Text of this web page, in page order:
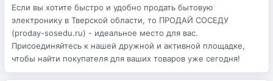
Если вы хотите быстро и удобно продать бытовую
электронику в Тверской области, то ПРОДАЙ СОСЕДУ
(proday-sosedu.ru) - идеальное место для вас.
Присоединяйтесь к нашей дружной и активной площадке,
чтобы найти покупателя для ваших товаров уже сегодня!